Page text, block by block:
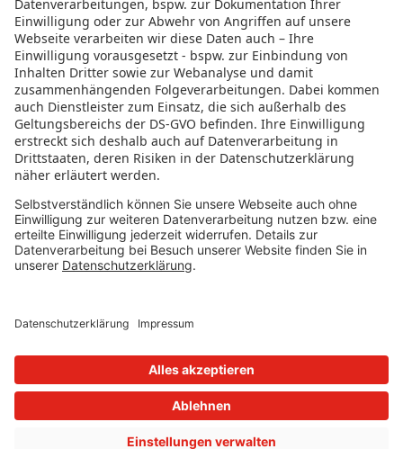
Jobs Asien
RECHTLICHES
Datenschutz
Impressum
Governance
Nutzungsbedingungen